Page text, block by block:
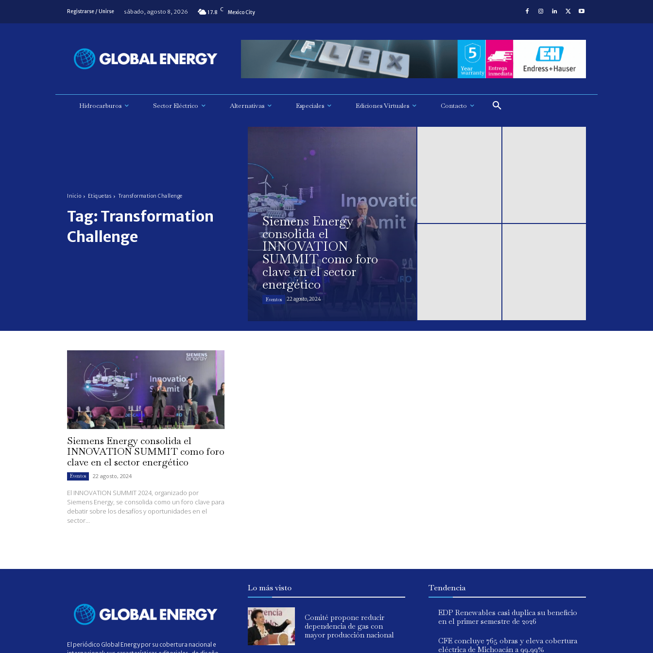
Registrarse / Unirse sábado, agosto 8, 2026 17.8 C Mexico City
Hidrocarburos Sector Eléctrico Alternativas Especiales Ediciones Virtuales Contacto
Inicio Etiquetas Transformation Challenge
Tag: Transformation
Challenge
Siemens Energy
consolida el
INNOVATION
SUMMIT como foro
clave en el sector
energético
Eventos 22 agosto, 2024
Siemens Energy consolida el
INNOVATION SUMMIT como foro
clave en el sector energético
Eventos 22 agosto, 2024
El INNOVATION SUMMIT 2024, organizado por
Siemens Energy, se consolida como un foro clave para
debatir sobre los desafíos y oportunidades en el
sector...
El periódico Global Energy por su cobertura nacional e
Lo más visto
Comité propone reducir
dependencia de gas con
mayor producción nacional
Tendencia
EDP Renewables casi duplica su beneficio
en el primer semestre de 2026
CFE concluye 765 obras y eleva cobertura
eléctrica de Michoacán a 99.99%